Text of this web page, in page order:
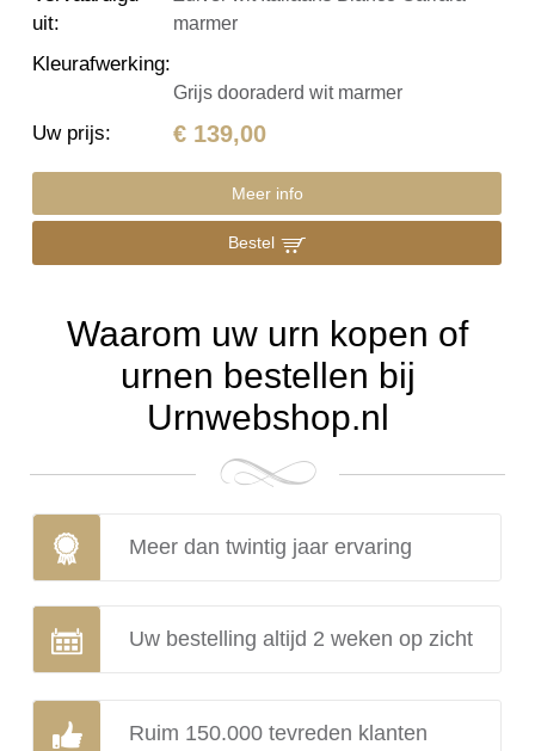
uit:
marmer
Kleurafwerking:
Grijs dooraderd wit marmer
Uw prijs: € 139,00
Meer info
Bestel
Waarom uw urn kopen of
urnen bestellen bij
Urnwebshop.nl
Meer dan twintig jaar ervaring
Uw bestelling altijd 2 weken op zicht
Ruim 150.000 tevreden klanten